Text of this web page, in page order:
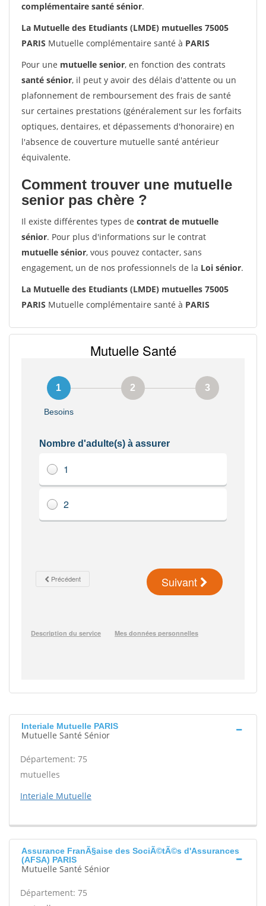
complémentaire santé sénior.
La Mutuelle des Etudiants (LMDE) mutuelles 75005
PARIS Mutuelle complémentaire santé à PARIS
Pour une mutuelle senior, en fonction des contrats
santé sénior, il peut y avoir des délais d'attente ou un
plafonnement de remboursement des frais de santé
sur certaines prestations (généralement sur les forfaits
optiques, dentaires, et dépassements d'honoraire) en
l'absence de couverture mutuelle santé antérieur
équivalente.
Comment trouver une mutuelle
senior pas chère ?
Il existe différentes types de contrat de mutuelle
sénior. Pour plus d'informations sur le contrat
mutuelle sénior, vous pouvez contacter, sans
engagement, un de nos professionnels de la Loi sénior.
La Mutuelle des Etudiants (LMDE) mutuelles 75005
PARIS Mutuelle complémentaire santé à PARIS
Interiale Mutuelle PARIS
Mutuelle Santé Sénior
Département: 75
mutuelles
Interiale Mutuelle
Assurance FranÃ§aise des SociÃ©tÃ©s d'Assurances
(AFSA) PARIS
Mutuelle Santé Sénior
Département: 75